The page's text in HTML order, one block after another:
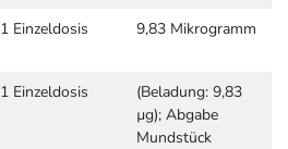
1 Einzeldosis 9,83 Mikrogramm
1 Einzeldosis
(Beladung: 9,83
µg); Abgabe
Mundstück